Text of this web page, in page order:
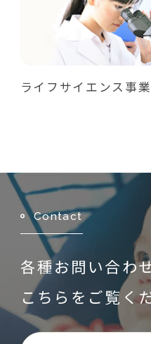
ライフサイエンス事
Contact
各種お問い合わ
こちらをご覧く